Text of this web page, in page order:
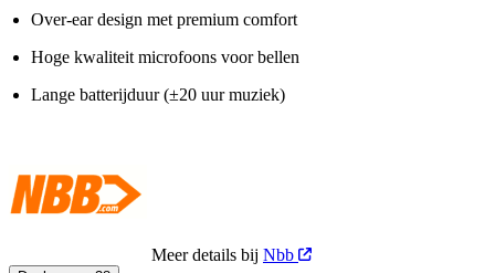
Over-ear design met premium comfort
Hoge kwaliteit microfoons voor bellen
Lange batterijduur (±20 uur muziek)
Meer details bij Nbb